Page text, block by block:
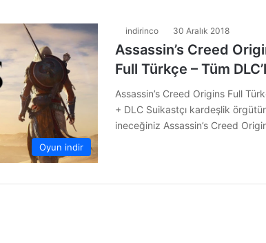
Oyun indir
indirinco 30 Aralık 2018
Assassin’s Creed
Full Türkçe – Tüm
Assassin’s Creed Origins Full
+ DLC Suikastçı kardeşlik
ineceğiniz Assassin’s Creed